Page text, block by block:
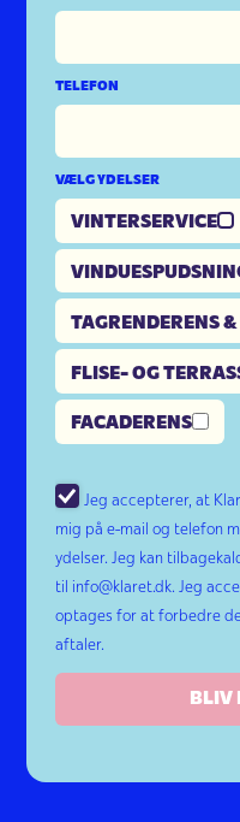
TELEFON
VÆLG YDELSER
VINTERSERVICE
TAGRENDERENS
FLISE- OG
FACADERENS
Jeg accepterer, at
mig på e-mail og telefon
ydelser. Jeg kan
til info@klaret.dk. Jeg
optages for at forbedre
aftaler.